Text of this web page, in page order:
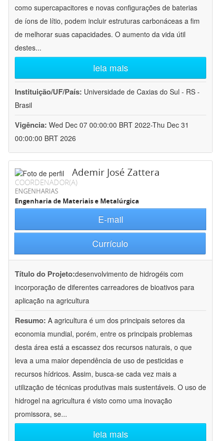
como supercapacitores e novas configurações de baterias
de íons de lítio, podem incluir estruturas carbonáceas a fim
de melhorar suas capacidades. O aumento da vida útil
destes...
leia mais
Instituição/UF/País: Universidade de Caxias do Sul - RS -
Brasil
Vigência: Wed Dec 07 00:00:00 BRT 2022-Thu Dec 31
00:00:00 BRT 2026
Ademir José Zattera
COORDENADOR(A)
ENGENHARIAS
Engenharia de Materiais e Metalúrgica
E-mail
Currículo
Título do Projeto:desenvolvimento de hidrogéis com
incorporação de diferentes carreadores de bioativos para
aplicação na agricultura
Resumo: A agricultura é um dos principais setores da
economia mundial, porém, entre os principais problemas
desta área está a escassez dos recursos naturais, o que
leva a uma maior dependência de uso de pesticidas e
recursos hídricos. Assim, busca-se cada vez mais a
utilização de técnicas produtivas mais sustentáveis. O uso de
hidrogel na agricultura é visto como uma inovação
promissora, se...
leia mais